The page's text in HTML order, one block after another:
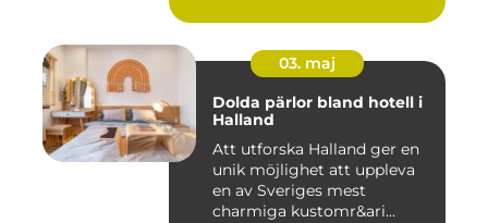
03. maj
Dolda pärlor bland hotell i
Halland
Att utforska Halland ger en
unik möjlighet att uppleva
en av Sveriges mest
charmiga kustomr&ari...